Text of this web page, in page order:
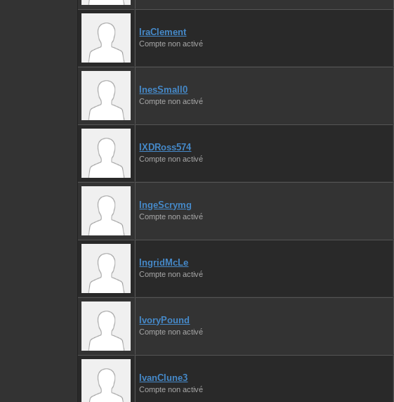
IraClement
Compte non activé
InesSmall0
Compte non activé
IXDRoss574
Compte non activé
IngeScrymg
Compte non activé
IngridMcLe
Compte non activé
IvoryPound
Compte non activé
IvanClune3
Compte non activé